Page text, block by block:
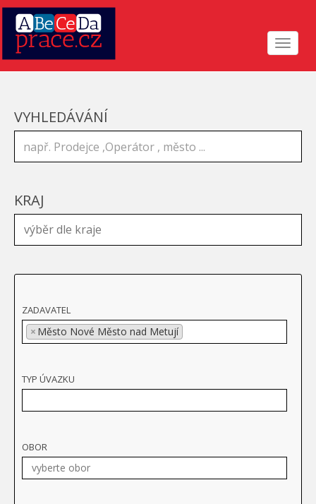
Toggle
VYHLEDÁVÁNÍ
KRAJ
ZADAVATEL
× Město Nové Město nad Metují
TYP ÚVAZKU
OBOR